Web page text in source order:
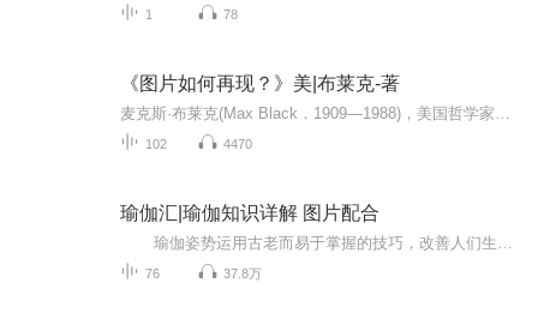
1 78
《图片如何再现？》美|布莱克-著
102 4470
瑜伽汇|瑜伽知识详解 图片配合
76 37.8万